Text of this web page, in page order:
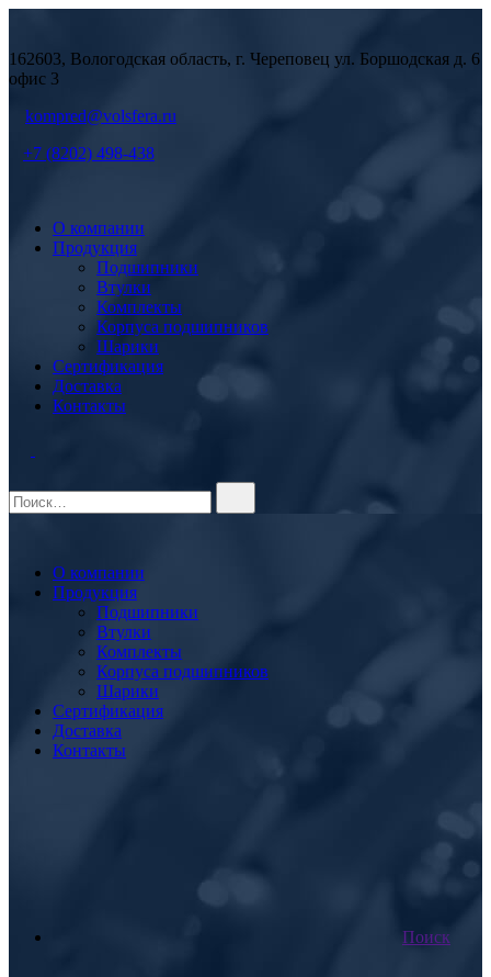
162603, Вологодская область, г. Череповец ул. Боршодская д. 6
офис 3
kompred@volsfera.ru
+7 (8202) 498-438
О компании
Продукция
Подшипники
Втулки
Комплекты
Корпуса подшипников
Шарики
Сертификация
Доставка
Контакты
О компании
Продукция
Подшипники
Втулки
Комплекты
Корпуса подшипников
Шарики
Сертификация
Доставка
Контакты
Поиск